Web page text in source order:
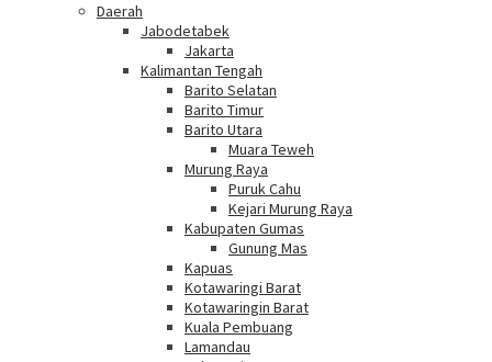
Daerah
Jabodetabek
Jakarta
Kalimantan Tengah
Barito Selatan
Barito Timur
Barito Utara
Muara Teweh
Murung Raya
Puruk Cahu
Kejari Murung Raya
Kabupaten Gumas
Gunung Mas
Kapuas
Kotawaringi Barat
Kotawaringin Barat
Kuala Pembuang
Lamandau